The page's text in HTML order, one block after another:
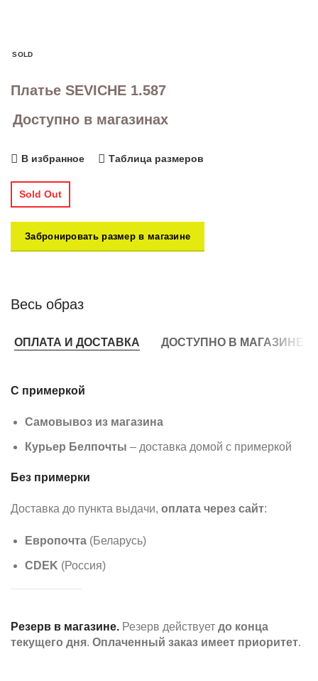
SOLD
Платье SEVICHE 1.587
Доступно в магазинах
В избранное Таблица размеров
Sold Out
Забронировать размер в магазине
Весь образ
ОПЛАТА И ДОСТАВКА ДОСТУПНО В МАГАЗИНЕ
С примеркой
Самовывоз из магазина
Курьер Белпочты – доставка домой с примеркой
Без примерки
Доставка до пункта выдачи, оплата через сайт:
Европочта (Беларусь)
CDEK (Россия)
Резерв в магазине. Резерв действует до конца
текущего дня. Оплаченный заказ имеет приоритет.